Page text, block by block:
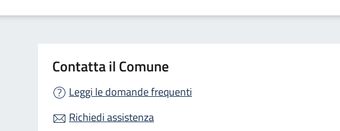
Contatta il Comune
Leggi le domande frequenti
Richiedi assistenza